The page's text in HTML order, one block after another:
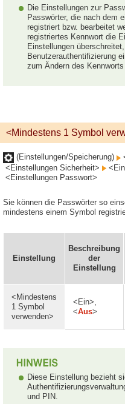
Die Einstellungen zur
Passwörter, die nach dem
registriert bzw. bearbeitet
registriertes Kennwort die
Einstellungen
Benutzerauthentifizierung
zum Ändern des
<Mindestens 1 Symbol
(Einstellungen/Speicherung)
<Einstellungen Sicherheit>
<Einstellungen Passwort>
Sie können die Passwörter so
mindestens einem Symbol
Einstellung
Beschreibung
der
Einstellung
<Mindestens
1 Symbol
verwenden>
<Ein>,
<Aus>
Diese Einstellung bezieht
und PIN.